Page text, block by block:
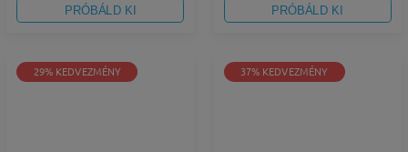
PRÓBÁLD KI PRÓBÁLD KI
29% KEDVEZMÉNY 37% KEDVEZMÉNY